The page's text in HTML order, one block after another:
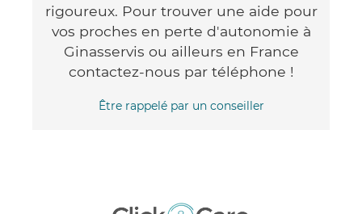
rigoureux. Pour trouver une aide pour
vos proches en perte d'autonomie à
Ginasservis ou ailleurs en France
contactez-nous par téléphone !
Être rappelé par un conseiller